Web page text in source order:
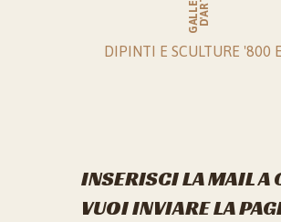
D'ARTE
DIPINTI E SCULTURE '800
INSERISCI LA MAIL A
VUOI INVIARE LA